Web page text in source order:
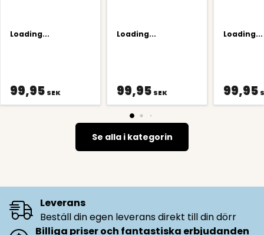
Loading...
99,95 SEK
Loading...
99,95 SEK
Loading...
99,95
Se alla i kategorin
Leverans
Beställ din egen leverans direkt till din dörr
Billiga priser och fantastiska erbjudanden